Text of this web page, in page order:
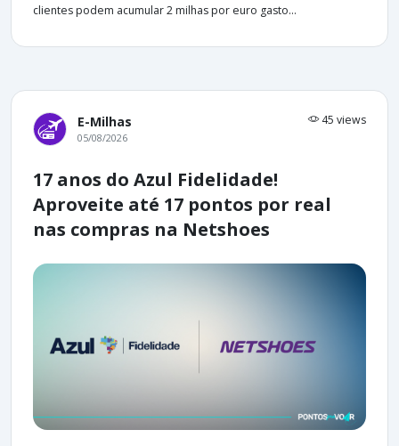
clientes podem acumular 2 milhas por euro gasto...
E-Milhas 45 views
05/08/2026
17 anos do Azul Fidelidade!
Aproveite até 17 pontos por real
nas compras na Netshoes